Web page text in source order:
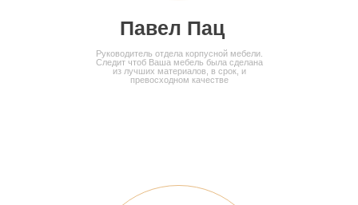
Павел Пац
Руководитель отдела корпусной мебели.
Следит чтоб Ваша мебель была сделана
из лучших материалов, в срок, и
превосходном качестве